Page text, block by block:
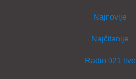
Najnovije
Najčitanije
Radio 021 live